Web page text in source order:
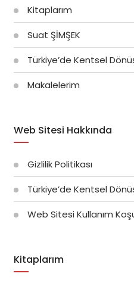
Kitaplarım
Suat ŞİMŞEK
Türkiye’de Kentsel
Makalelerim
Web Sitesi Hakkında
Gizlilik Politikası
Türkiye’de Kentsel
Web Sitesi Kullanım
Kitaplarım